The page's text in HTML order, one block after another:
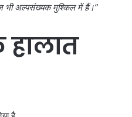
भी अल्पसंख्यक मुश्किल में हैं।”